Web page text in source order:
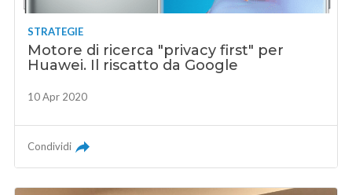
STRATEGIE
Motore di ricerca "privacy first" per
Huawei. Il riscatto da Google
10 Apr 2020
Condividi